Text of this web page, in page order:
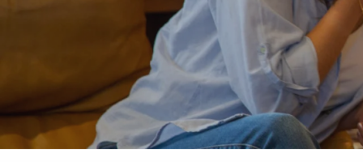
Die gesamte Agenda
Wenn es regnet
Mit den Kindern
Unter Freunden
Trendige Orte
Bester Brunch
Restaurants mit
Aussicht
Aufenthalte am Meer
Aufenthalte mit dem
Zug
Fahrradaufenthalte